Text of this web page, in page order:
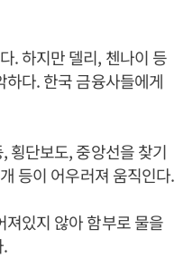
. 하지만 델리, 첸나이 등
다. 한국 금융사들에게
횡단보도, 중앙선을 찾기
등이 어우러져 움직인다.
있지 않아 함부로 물을